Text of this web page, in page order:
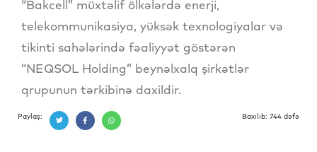
“Bakcell” müxtəlif ölkələrdə enerji,
telekommunikasiya, yüksək texnologiyalar və
tikinti sahələrində fəaliyyət göstərən
“NEQSOL Holding” beynəlxalq şirkətlər
qrupunun tərkibinə daxildir.
Paylaş: Baxılıb: 744 dəfə